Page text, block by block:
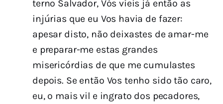
terno Salvador, Vós víeis já então as
injúrias que eu Vos havia de fazer:
apesar disto, não deixastes de amar-me
e preparar-me estas grandes
misericórdias de que me cumulastes
depois. Se então Vos tenho sido tão caro,
eu, o mais vil e ingrato dos pecadores,